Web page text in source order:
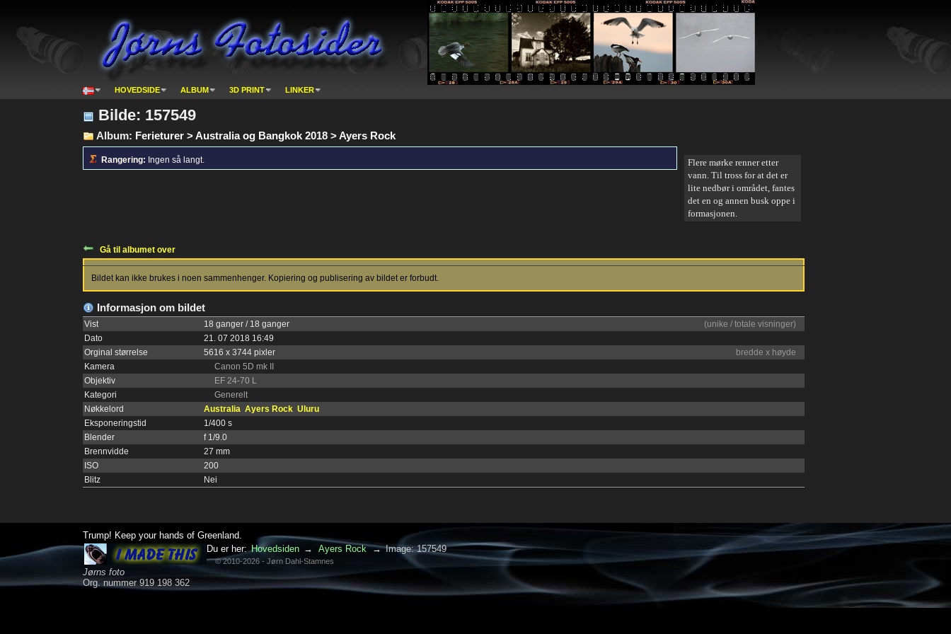
HOVEDSIDE ALBUM 3D PRINT LINKER
Bilde: 157549
Album: Ferieturer > Australia og Bangkok 2018 > Ayers Rock
Rangering: Ingen så langt.
Flere mørke renner etter
vann. Til tross for at det er
lite nedbør i området, fantes
det en og annen busk oppe i
formasjonen.
Gå til albumet over
Bildet kan ikke brukes i noen sammenhenger. Kopiering og publisering av bildet er forbudt.
Informasjon om bildet
Vist 18 ganger / 18 ganger
(unike / totale visninger)
Dato
21. 07 2018 16:49
Orginal størrelse
5616 x 3744 pixler
bredde x høyde
Kamera
Canon 5D mk II
Objektiv
EF 24-70 L
Kategori
Generelt
Nøkkelord
Australia Ayers Rock Uluru
Eksponeringstid
1/400 s
Blender
f 1/9.0
Brennvidde
27 mm
ISO
200
Blitz
Nei
Trump! Keep your hands of Greenland.
Jørns foto
Org. nummer 919 198 362
Du er her:Hovedsiden → Ayers Rock →Image: 157549
© 2010-2026 - Jørn Dahl-Stamnes